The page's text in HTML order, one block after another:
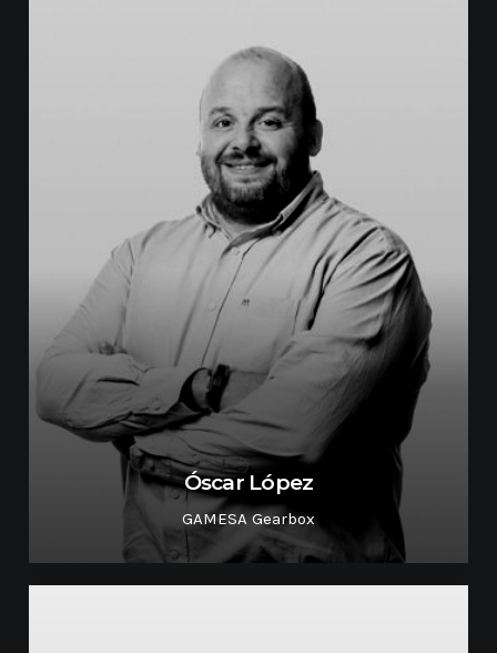
Óscar López
GAMESA Gearbox